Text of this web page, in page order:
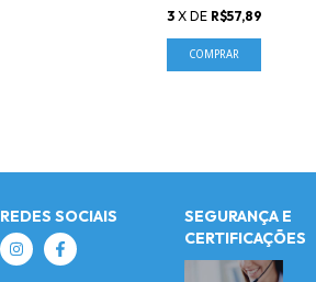
3 X DE R$57,89
REDES SOCIAIS
SEGURANÇA E
CERTIFICAÇÕES